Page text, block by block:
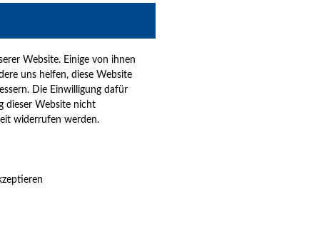
Website. Einige von ihnen
uns helfen, diese Website
Die Einwilligung dafür
dieser Website nicht
widerrufen werden.